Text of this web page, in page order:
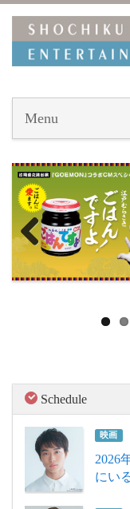
Menu
Previous
Schedule
映画
2026
にい